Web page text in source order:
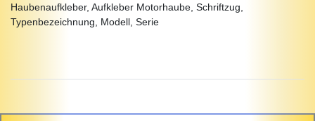
Haubenaufkleber, Aufkleber Motorhaube, Schriftzug,
Typenbezeichnung, Modell, Serie